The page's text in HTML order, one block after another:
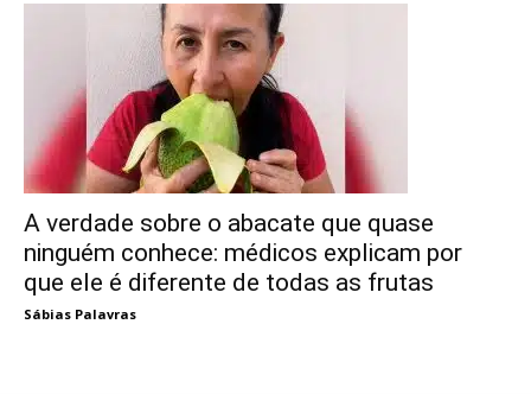
A verdade sobre o abacate que quase
ninguém conhece: médicos explicam por
que ele é diferente de todas as frutas
Sábias Palavras